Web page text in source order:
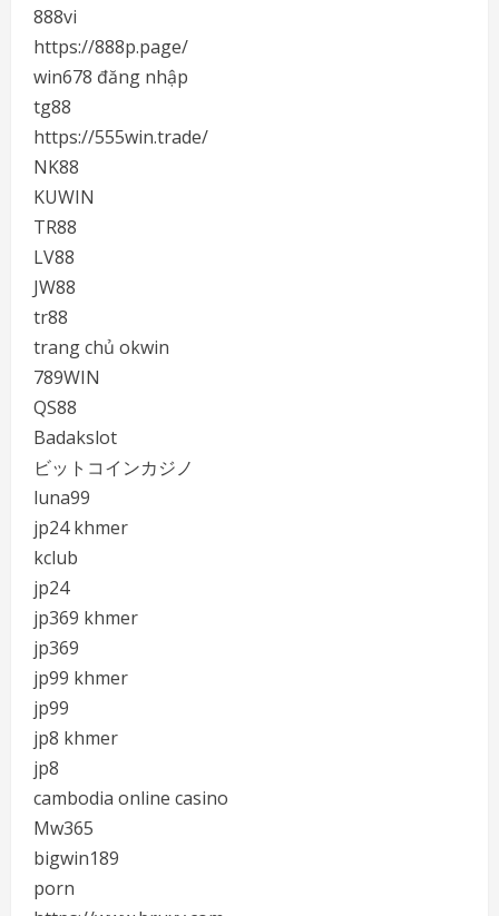
888vi
https://888p.page/
win678 đăng nhập
tg88
https://555win.trade/
NK88
KUWIN
TR88
LV88
JW88
tr88
trang chủ okwin
789WIN
QS88
Badakslot
ビットコインカジノ
luna99
jp24 khmer
kclub
jp24
jp369 khmer
jp369
jp99 khmer
jp99
jp8 khmer
jp8
cambodia online casino
Mw365
bigwin189
porn